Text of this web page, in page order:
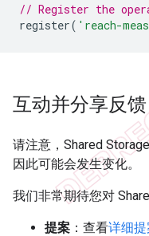
// Register the
register( 'reach-
互动并分享反馈
请注意，Shared
因此可能会发生变化。
我们非常期待您对
提案 ：查看详细提